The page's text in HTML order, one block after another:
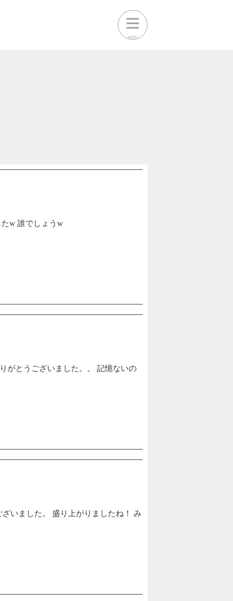
w 誰でしょうw
がとうございました。。 記憶ないの
いました。 盛り上がりましたね！ み